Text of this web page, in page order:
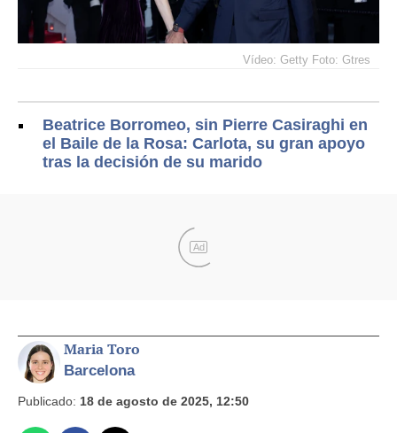
Vídeo: Getty Foto: Gtres
Beatrice Borromeo, sin Pierre Casiraghi en
el Baile de la Rosa: Carlota, su gran apoyo
tras la decisión de su marido
Ad
Maria Toro
Barcelona
Publicado: 18 de agosto de 2025, 12:50